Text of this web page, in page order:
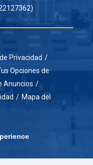
Privacidad /
Opciones de
Anuncios /
/ Mapa del